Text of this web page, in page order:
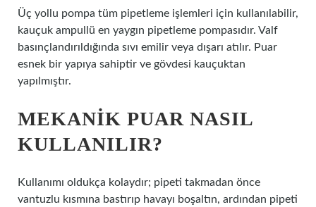
Üç yollu pompa tüm pipetleme işlemleri için kullanılabilir,
kauçuk ampullü en yaygın pipetleme pompasıdır. Valf
basınçlandırıldığında sıvı emilir veya dışarı atılır. Puar
esnek bir yapıya sahiptir ve gövdesi kauçuktan
yapılmıştır.
MEKANIK PUAR NASIL
KULLANILIR?
Kullanımı oldukça kolaydır; pipeti takmadan önce
vantuzlu kısmına bastırıp havayı boşaltın, ardından pipeti